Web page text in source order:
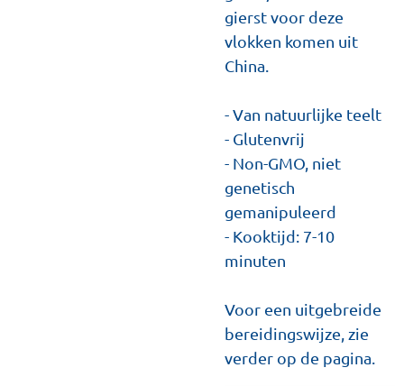
gierst voor deze
vlokken komen uit
China.
- Van natuurlijke teelt
- Glutenvrij
- Non-GMO, niet
genetisch
gemanipuleerd
- Kooktijd: 7-10
minuten
Voor een uitgebreide
bereidingswijze, zie
verder op de pagina.